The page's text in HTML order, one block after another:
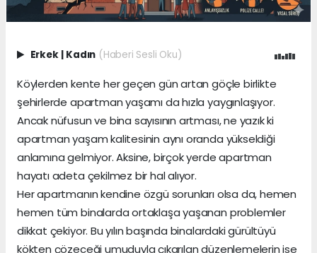
Erkek | Kadın (Haberi Sesli Oku)
Köylerden kente her geçen gün artan göçle birlikte
şehirlerde apartman yaşamı da hızla yaygınlaşıyor.
Ancak nüfusun ve bina sayısının artması, ne yazık ki
apartman yaşam kalitesinin aynı oranda yükseldiği
anlamına gelmiyor. Aksine, birçok yerde apartman
hayatı adeta çekilmez bir hal alıyor.
Her apartmanın kendine özgü sorunları olsa da, hemen
hemen tüm binalarda ortaklaşa yaşanan problemler
dikkat çekiyor. Bu yılın başında binalardaki gürültüyü
kökten çözeceği umuduyla çıkarılan düzenlemelerin ise